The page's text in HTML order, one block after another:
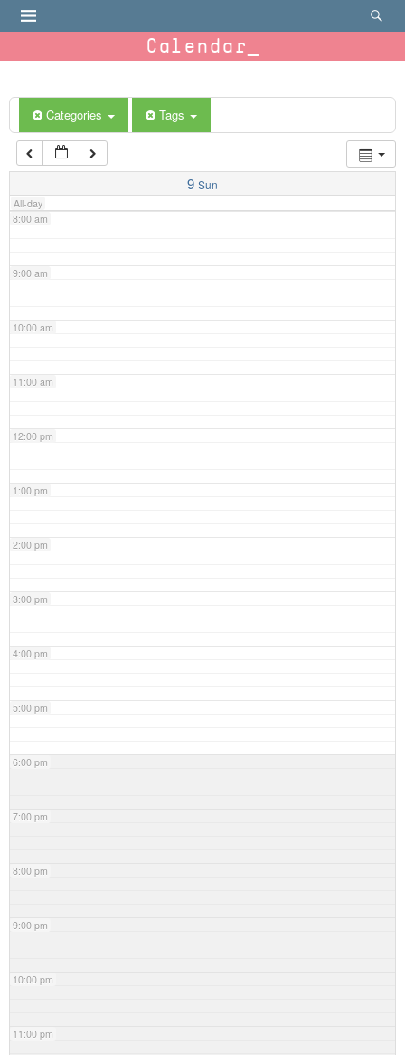
Calendar
Categories Tags
9 Sun
All-day
6:00 am
7:00 am
8:00 am
9:00 am
10:00 am
11:00 am
12:00 pm
1:00 pm
2:00 pm
3:00 pm
4:00 pm
5:00 pm
6:00 pm
7:00 pm
8:00 pm
9:00 pm
10:00 pm
11:00 pm